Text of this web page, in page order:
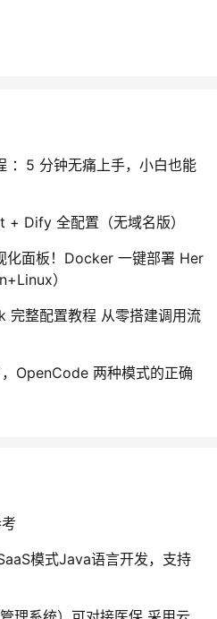
：5 分钟无痛上手，小白也能
Dify 全配置（无域名版）
面板！Docker 一键部署 Her
）
完整配置教程 从零搭建调用流
OpenCode 两种模式的正确
模式Java语言开发，支持